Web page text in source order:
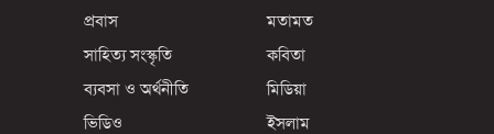
প্রবাস
মতামত
সাহিত্য সংস্কৃতি
কবিতা
ব্যবসা ও অর্থনীতি
মিডিয়া
ভিডিও
ইসলাম